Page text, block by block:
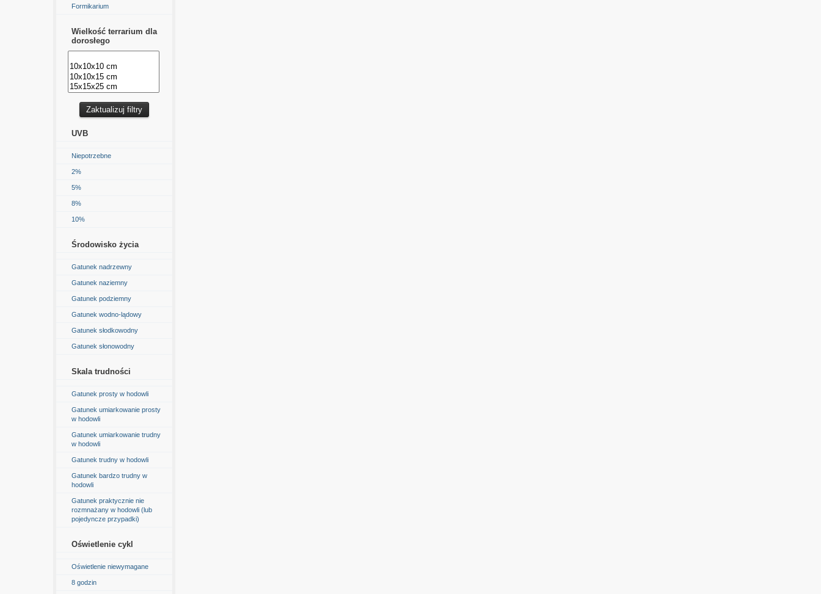
Formikarium
Wielkość terrarium dla
dorosłego
UVB
Niepotrzebne
2%
5%
8%
10%
Środowisko życia
Gatunek nadrzewny
Gatunek naziemny
Gatunek podziemny
Gatunek wodno-lądowy
Gatunek słodkowodny
Gatunek słonowodny
Skala trudności
Gatunek prosty w hodowli
Gatunek umiarkowanie prosty
w hodowli
Gatunek umiarkowanie trudny
w hodowli
Gatunek trudny w hodowli
Gatunek bardzo trudny w
hodowli
Gatunek praktycznie nie
rozmnażany w hodowli (lub
pojedyncze przypadki)
Oświetlenie cykl
Oświetlenie niewymagane
8 godzin